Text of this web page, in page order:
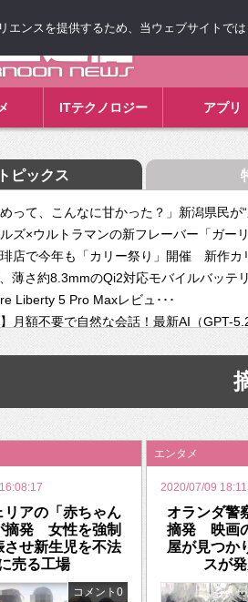
ITテクノロジー アプリ
トピックス
めって、こんなに甘かった？」新潟県民が
ズ×ウルトラマンの新フレーバー「ガー
店で今年も「カリー祭り」開催 新作カ
薄さ約8.3mmのQi2対応モバイルバッテ
Liberty 5 Pro Maxレビュ･･･
】月額不要で自然な会話！最新AI（GPT-
の没入感と生産性】VITURE Luma Ultra･･･
の壁をAIで突破。ジャストシステム、”自
レンタインは「自分で作って、想いを
リアの「赤ちゃん
摘発 女性を強制
させ新生児を不法
売る工場
コメント0
エンタメ
2020/07/09
オランダ警
摘発 映画
屋が見つか
スが
エンスを提供するため、当ウェブサイトで